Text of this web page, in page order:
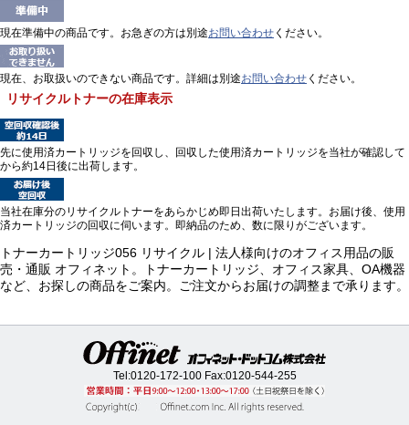
現在準備中の商品です。お急ぎの方は別途お問い合わせ ください。
現在、お取扱いのできない商品です。詳細は別途お問い合わせ ください。
リサイクルトナーの在庫表示
先に使用済カートリッジを回収し、回収した使用済カートリッジを当社が確認して
から約14日後に出荷します。
当社在庫分のリサイクルトナーをあらかじめ即日出荷いたします。お届け後、使用
済カートリッジの回収に伺います。即納品のため、数に限りがございます。
トナーカートリッジ056 リサイクル | 法人様向けのオフィス用品の販
売・通販 オフィネット。トナーカートリッジ、オフィス家具、OA機器
など、お探しの商品をご案内。ご注文からお届けの調整まで承ります。
Tel:0120-172-100Fax:0120-544-255